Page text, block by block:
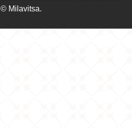
© Milavitsa.